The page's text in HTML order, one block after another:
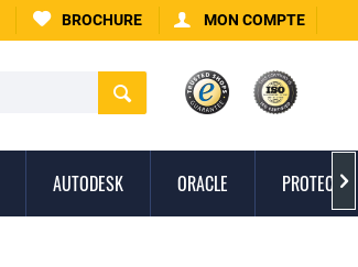
BROCHURE MON COMPTE
AUTODESK ORACLE 